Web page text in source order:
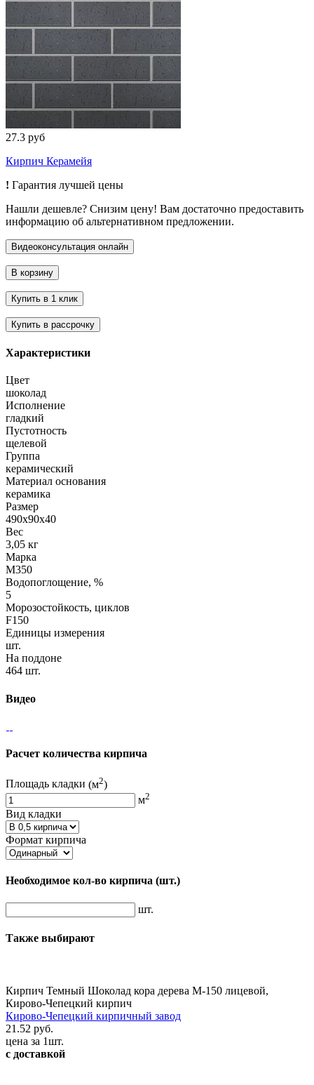
27.3 руб
Кирпич Керамейя
! Гарантия лучшей цены
Нашли дешевле? Снизим цену! Вам достаточно предоставить
информацию об альтернативном предложении.
Характеристики
Цвет
шоколад
Исполнение
гладкий
Пустотность
щелевой
Группа
керамический
Материал основания
керамика
Размер
490х90х40
Вес
3,05 кг
Марка
М350
Водопоглощение, %
5
Морозостойкость, циклов
F150
Единицы измерения
шт.
На поддоне
464 шт.
Видео
Расчет количества кирпича
Площадь кладки (м2)
м2
Вид кладки
Формат кирпича
Необходимое кол-во кирпича (шт.)
шт.
Также выбирают
Кирпич Темный Шоколад кора дерева М-150 лицевой,
Кирово-Чепецкий кирпич
Кирово-Чепецкий кирпичный завод
21.52 руб.
цена за 1шт.
с доставкой